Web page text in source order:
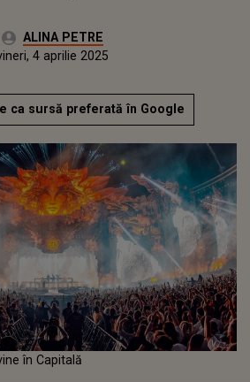
Autor:ALINA PETRE
4 aprilie 2025
ca sursă preferată în Google
în Capitală